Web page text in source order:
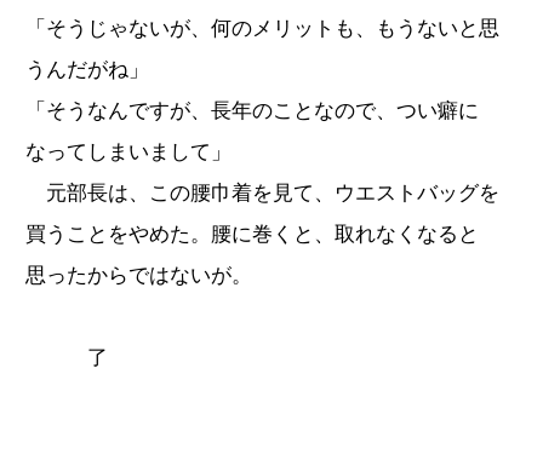
「そうじゃないが、何のメリットも、もうないと思
うんだがね」
「そうなんですが、長年のことなので、つい癖に
なってしまいまして」
元部長は、この腰巾着を見て、ウエストバッグを
買うことをやめた。腰に巻くと、取れなくなると
思ったからではないが。
了